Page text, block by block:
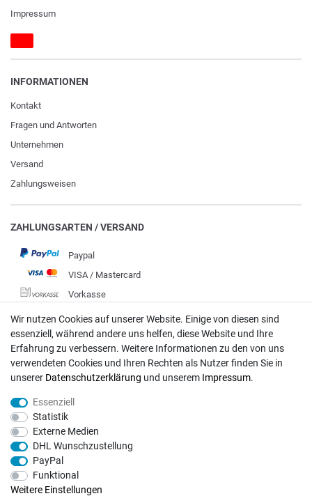
Impressum
INFORMATIONEN
Kontakt
Fragen und Antworten
Unternehmen
Versand
Zahlungsweisen
ZAHLUNGSARTEN / VERSAND
Paypal
VISA / Mastercard
Vorkasse
DHL
Deutsche Post
Bei Fragen wenden Sie sich direkt an unser Service-Team.
info@rasentraktoren-motoren.de
MA-Versand GmbH, 53925 Kall, In der Laach 1-3
Wir nutzen Cookies auf unserer Website. Einige von diesen sind
essenziell, während andere uns helfen, diese Website und Ihre
Erfahrung zu verbessern. Weitere Informationen zu den von uns
verwendeten Cookies und Ihren Rechten als Nutzer finden Sie in
unserer Daten­schutz­erklärung und unserem Impressum.
Essenziell
Statistik
Externe Medien
DHL Wunschzustellung
PayPal
Funktional
Weitere Einstellungen